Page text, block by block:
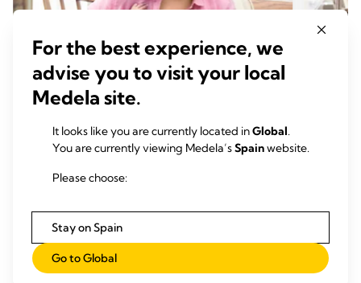
CONSEJOS DE LACTANCIA MATERNA
¿Qué accesorios de lactancia
necesito?
For the best experience, we
advise you to visit your local
Medela site.
It looks like you are currently located inGlobal.
You are currently viewing Medela’sSpainwebsite.
Please choose:
Stay on Spain
Go to Global